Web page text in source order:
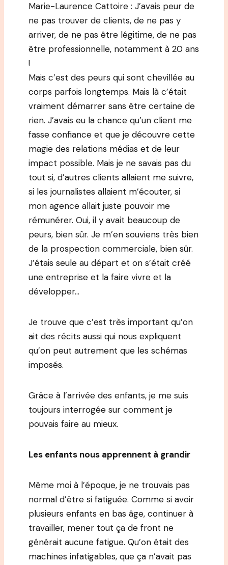
Marie-Laurence Cattoire : J’avais peur de
ne pas trouver de clients, de ne pas y
arriver, de ne pas être légitime, de ne pas
être professionnelle, notamment à 20 ans
!
Mais c’est des peurs qui sont chevillée au
corps parfois longtemps. Mais là c’était
vraiment démarrer sans être certaine de
rien. J’avais eu la chance qu’un client me
fasse confiance et que je découvre cette
magie des relations médias et de leur
impact possible. Mais je ne savais pas du
tout si, d’autres clients allaient me suivre,
si les journalistes allaient m’écouter, si
mon agence allait juste pouvoir me
rémunérer. Oui, il y avait beaucoup de
peurs, bien sûr. Je m’en souviens très bien
de la prospection commerciale, bien sûr.
J’étais seule au départ et on s’était créé
une entreprise et la faire vivre et la
développer…
Je trouve que c’est très important qu’on
ait des récits aussi qui nous expliquent
qu’on peut autrement que les schémas
imposés.
Grâce à l’arrivée des enfants, je me suis
toujours interrogée sur comment je
pouvais faire au mieux.
Les enfants nous apprennent à grandir
Même moi à l’époque, je ne trouvais pas
normal d’être si fatiguée. Comme si avoir
plusieurs enfants en bas âge, continuer à
travailler, mener tout ça de front ne
générait aucune fatigue. Qu’on était des
machines infatigables, que ça n’avait pas